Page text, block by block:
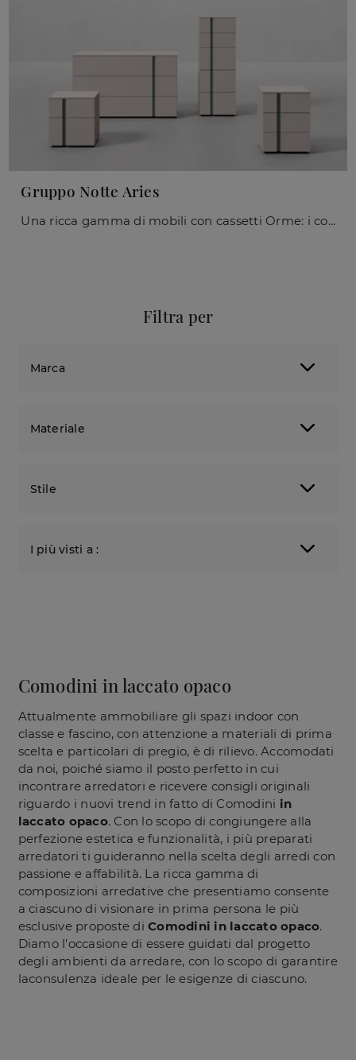
Gruppo Notte Aries
Una ricca gamma di mobili con cassetti Orme: i comodini moderni in laccato opaco, come Gruppo Notte Aries, sono tra le proposte più esclusive.
Filtra per
Marca
Materiale
Stile
I più visti a :
Comodini in laccato opaco
Attualmente ammobiliare gli spazi indoor con
classe e fascino, con attenzione a materiali di prima
scelta e particolari di pregio, è di rilievo. Accomodati
da noi, poiché siamo il posto perfetto in cui
incontrare arredatori e ricevere consigli originali
riguardo i nuovi trend in fatto di Comodini in
laccato opaco. Con lo scopo di congiungere alla
perfezione estetica e funzionalità, i più preparati
arredatori ti guideranno nella scelta degli arredi con
passione e affabilità. La ricca gamma di
composizioni arredative che presentiamo consente
a ciascuno di visionare in prima persona le più
esclusive proposte di Comodini in laccato opaco.
Diamo l'occasione di essere guidati dal progetto
degli ambienti da arredare, con lo scopo di garantire
laconsulenza ideale per le esigenze di ciascuno.